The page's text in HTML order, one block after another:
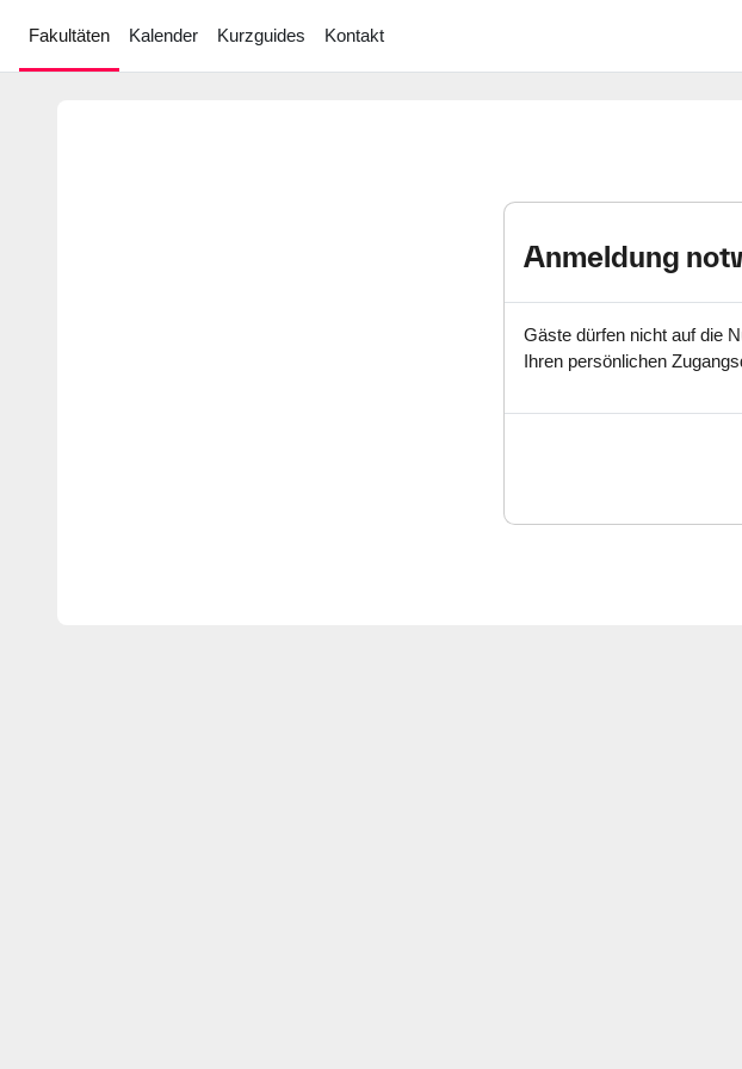
Fakultäten
Kalender Kurzguides Kontakt
Anmeldung
Gäste dürfen nicht auf die
Ihren persönlichen